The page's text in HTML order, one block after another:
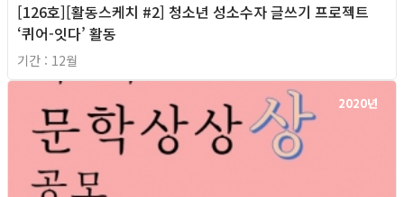
[126호][활동스케치 #2] 청소년 성소수자 글쓰기 프로젝트
‘퀴어-잇다’ 활동
기간 : 12월
2020년